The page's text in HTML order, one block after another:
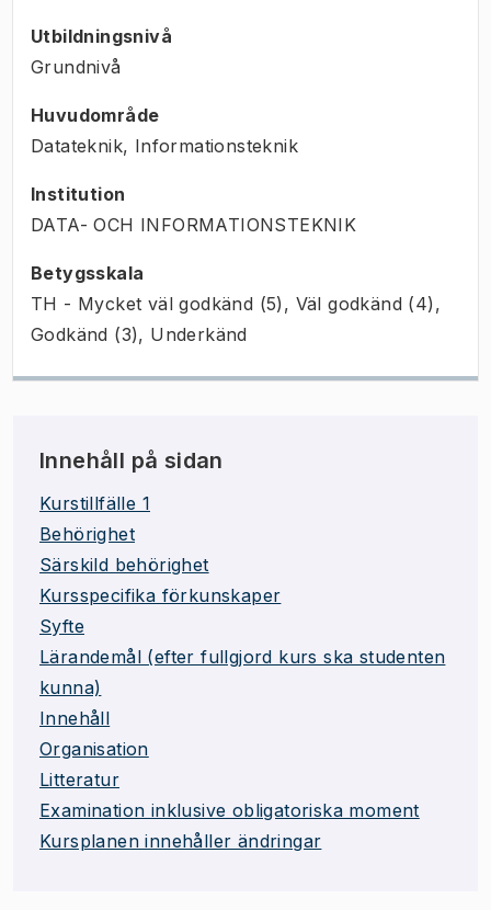
Utbildningsnivå
Grundnivå
Huvudområde
Datateknik, Informationsteknik
Institution
DATA- OCH INFORMATIONSTEKNIK
Betygsskala
TH - Mycket väl godkänd (5), Väl godkänd (4),
Godkänd (3), Underkänd
Innehåll på sidan
Kurstillfälle 1
Behörighet
Särskild behörighet
Kursspecifika förkunskaper
Syfte
Lärandemål (efter fullgjord kurs ska studenten
kunna)
Innehåll
Organisation
Litteratur
Examination inklusive obligatoriska moment
Kursplanen innehåller ändringar